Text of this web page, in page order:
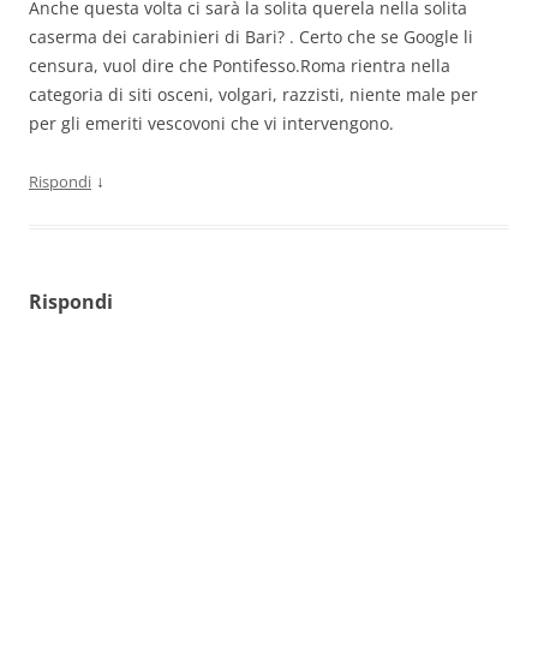
Anche questa volta ci sarà la solita querela nella solita
caserma dei carabinieri di Bari? . Certo che se Google li
censura, vuol dire che Pontifesso.Roma rientra nella
categoria di siti osceni, volgari, razzisti, niente male per
per gli emeriti vescovoni che vi intervengono.
Rispondi ↓
Rispondi